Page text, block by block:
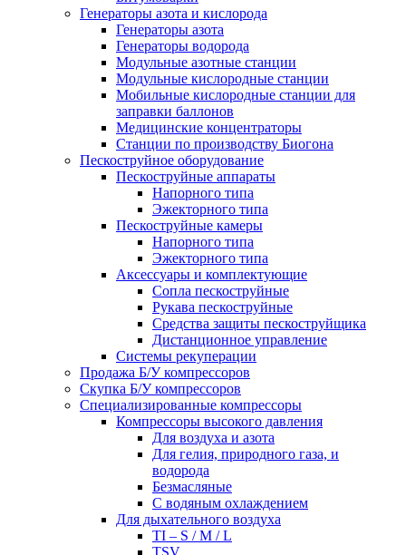
Генераторы азота и кислорода
Генераторы азота
Генераторы водорода
Модульные азотные станции
Модульные кислородные станции
Мобильные кислородные станции для
заправки баллонов
Медицинские концентраторы
Станции по производству Биогона
Пескоструйное оборудование
Пескоструйные аппараты
Напорного типа
Эжекторного типа
Пескоструйные камеры
Напорного типа
Эжекторного типа
Аксессуары и комплектующие
Сопла пескоструйные
Рукава пескоструйные
Средства защиты пескоструйщика
Дистанционное управление
Системы рекуперации
Продажа Б/У компрессоров
Скупка Б/У компрессоров
Специализированные компрессоры
Компрессоры высокого давления
Для воздуха и азота
Для гелия, природного газа, и
водорода
Безмасляные
С водяным охлаждением
Для дыхательного воздуха
TI – S / M / L
TSV